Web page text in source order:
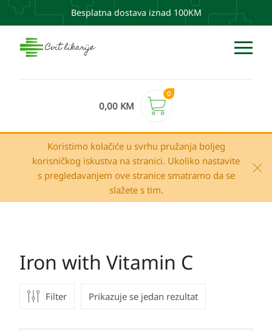
Besplatna dostava iznad 100KM
0,00 KM
0
Koristimo kolačiće u svrhu pružanja boljeg
korisničkog iskustva na stranici. Ukoliko nastavite
s pregledavanjem ove stranice smatramo da se
slažete s tim.
Iron with Vitamin C
Filter Prikazuje se jedan rezultat